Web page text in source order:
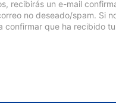
recibirás un e-mail
no deseado/spam. Si
confirmar que ha recibido